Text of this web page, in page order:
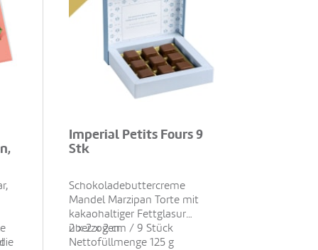
Imperial Petits Fours 9
Stk
Schokoladebuttercreme
Mandel Marzipan Torte mit
kakaohaltiger Fettglasur
überzogen.2 x 2 x 2 cm / 9 Stück
Nettofüllmenge 125 g